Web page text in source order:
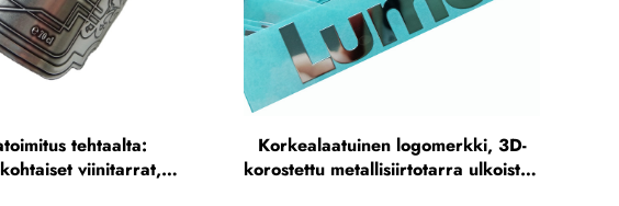
tehtaalta:
viinitarrat,
Korkealaatuinen logomerkki, 3D-
korostettu metallisiirtotarra ulkoisten